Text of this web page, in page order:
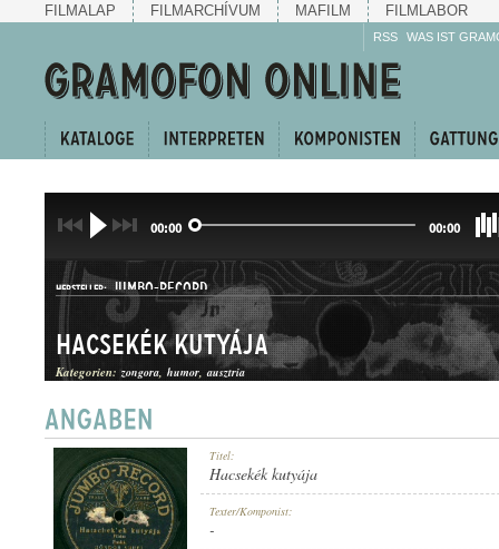
FILMALAP FILMARCHÍVUM MAFILM FILMLABOR
RSS WAS IST
00:00 00:00
HERSTELLER: JUMBO-RECORD
PLATTENAUFNAHME:
Hacsekék kutyája
Kategorien: zongora humor ausztria
Titel:
Hacsekék kutyája
Texter/Komponist:
-